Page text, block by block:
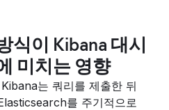
식이 Kibana 대시
미치는 영향
는 쿼리를 제출한 뒤
를 주기적으로